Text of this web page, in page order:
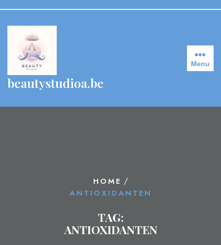
content
beautystudioa.be
Menu
HOME /
ANTIOXIDANTEN
TAG:
ANTIOXIDANTEN